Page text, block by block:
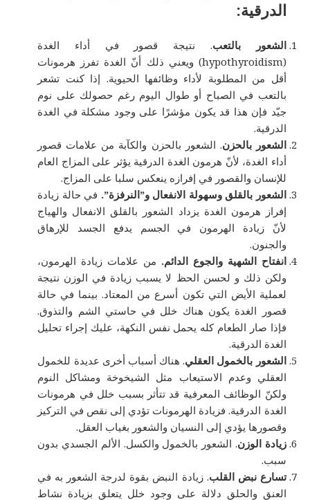
الدرقية:
الشعور بالتعب. نتيجة قصور في أداء الغدة
(hypothyroidism) ويعني ذلك أنّ الغدة تفرز هرمونات
أقل من المطلوبة لأداء وظائفها الحيوية. إذا كنت تشعر
بالتعب في الصباح أو طوال اليوم رغم حصولك على نوم
جيّد فإن هذا قد يكون مؤشرًا على وجود مشكلة في الغدة
الدرقية.
الشعور بالحزن. الشعور بالحزن والكآبة من علامات قصور
أداء الغدة، لأنّ هرمون الغدة الدرقية يؤثر على المزاج العام
للإنسان والقصور في إفرازه ينعكس سلبا على المزاج.
الشعور بالقلق وسهولة الانفعال و”النرفزة”. في حالة زيادة
إفراز هرمون الغدة يزداد الشعور بالقلق الانفعال والهياج
لأنّ زيادة الهرمون في الجسم يدفع الجسد للإرهاق
والجنون.
انفتاح الشهية والجوع الدائم. من علامات زيادة الهرمون،
ولكن ذلك و لحسن الحظ لا يسبب زيادة في الوزن نتيجة
لعملية الأيض التي تكون أسرع من المعتاد. بينما في حالة
قصور الغدة يكون هناك خلل في حاستي الشم والتذوق.
فإذا صار الطعام كله يحمل نفس النكهة، عليك إجراء تحليل
الغدة الدرقية.
الشعور بالخمول العقلي. هناك أسباب أخرى عديدة للخمول
العقلي وعدم الاستيعاب مثل الشيخوخة ومشاكل النوم
ولكنّ الوظائف المعرفية قد تتأثر بسبب خلل في هرمونات
الغدة الدرقية. فزيادة الهرمونات تؤدي إلى نقص في التركيز
وقصورها يؤدي إلى النسيان والشعور بغياب العقل.
زيادة الوزن. الشعور بالخمول والكسل. الألم الجسدي بدون
سبب.
تسارع نبض القلب. زيادة النبض بقوة لدرجة الشعور به في
العنق والحلق دلالة على وجود خلل يتعلق بزيادة نشاط